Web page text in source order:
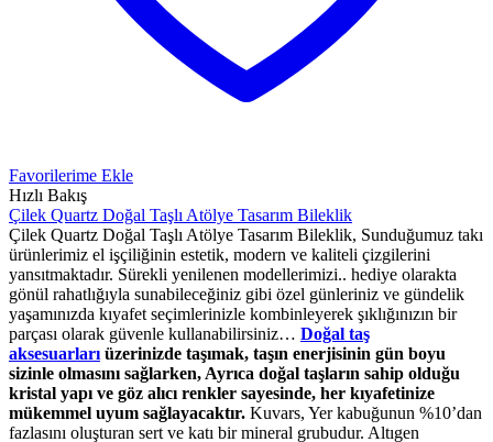
Favorilerime Ekle
Hızlı Bakış
Çilek Quartz Doğal Taşlı Atölye Tasarım Bileklik
Çilek Quartz Doğal Taşlı Atölye Tasarım Bileklik, Sunduğumuz takı
ürünlerimiz el işçiliğinin estetik, modern ve kaliteli çizgilerini
yansıtmaktadır. Sürekli yenilenen modellerimizi.. hediye olarakta
gönül rahatlığıyla sunabileceğiniz gibi özel günleriniz ve gündelik
yaşamınızda kıyafet seçimlerinizle kombinleyerek şıklığınızın bir
parçası olarak güvenle kullanabilirsiniz… Doğal taş
aksesuarları üzerinizde taşımak, taşın enerjisinin gün boyu
sizinle olmasını sağlarken, Ayrıca doğal taşların sahip olduğu
kristal yapı ve göz alıcı renkler sayesinde, her kıyafetinize
mükemmel uyum sağlayacaktır. Kuvars, Yer kabuğunun %10’dan
fazlasını oluşturan sert ve katı bir mineral grubudur. Altıgen